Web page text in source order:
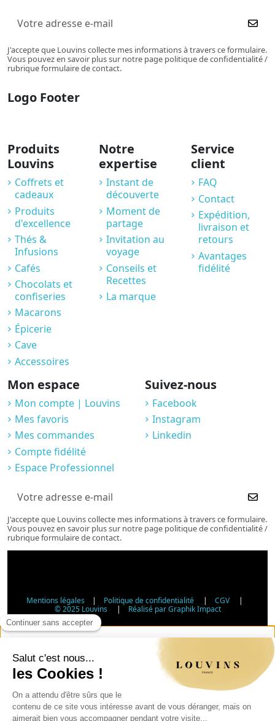
J'accepte que Louvins collecte mes informations à travers ce formulaire.
Vous pouvez en savoir plus sur notre page politique de confidentialité /
rubrique formulaire de contact.
Logo Footer
Produits
Louvins
Coffrets et
cadeaux
Produits
d'excellence
Thés &
Infusions
Cafés
Chocolats et
confiseries
Macarons
Épicerie
Cave
Accessoires
Notre
expertise
Instant de
découverte
Moment de
partage
Invitation au
voyage
Conseils et
Recettes
La marque
Service
client
FAQ
Contact
Expédition,
livraison et
retours
Avantages
fidélité
Mon espace
Mon compte | Louvins
Mes favoris
Mes commandes
Compte fidélité
Espace Professionnel
Suivez-nous
Facebook
Instagram
Linkedin
J'accepte que Louvins collecte mes informations à travers ce formulaire.
Vous pouvez en savoir plus sur notre page politique de confidentialité /
rubrique formulaire de contact.
Mentions légales | Politique de confidentialité | CGV |
© 2025 Louvins | Réalisé par Graphik Impact
Vérification d'âge - Vente d'alcool
Conformément à l'article L3342-1 du Code de la santé
publique, la vente d'alcool est interdite aux mineurs de
moins de 18 ans. Veuillez confirmer votre âge.
Article L3342-1 du Code de la santé publique : la vente